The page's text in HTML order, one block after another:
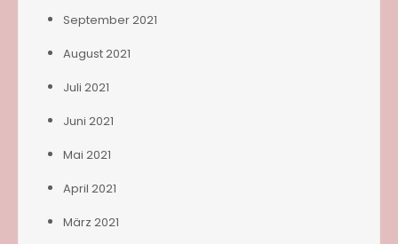
September 2021
August 2021
Juli 2021
Juni 2021
Mai 2021
April 2021
März 2021